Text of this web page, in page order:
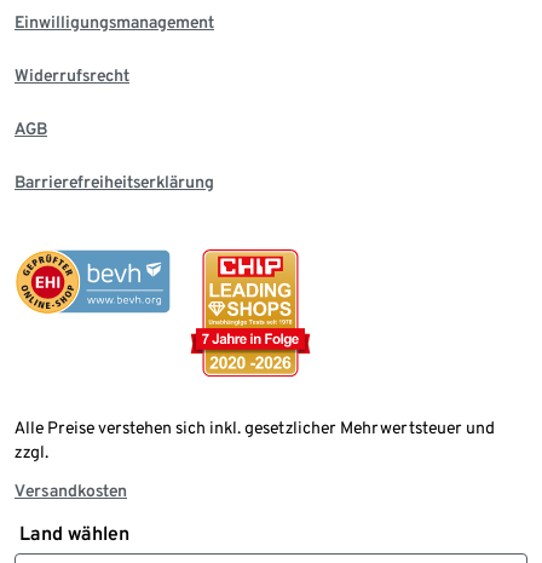
Einwilligungsmanagement
Widerrufsrecht
AGB
Barrierefreiheitserklärung
Alle Preise verstehen sich inkl. gesetzlicher Mehrwertsteuer und
zzgl.
Versandkosten
Land wählen